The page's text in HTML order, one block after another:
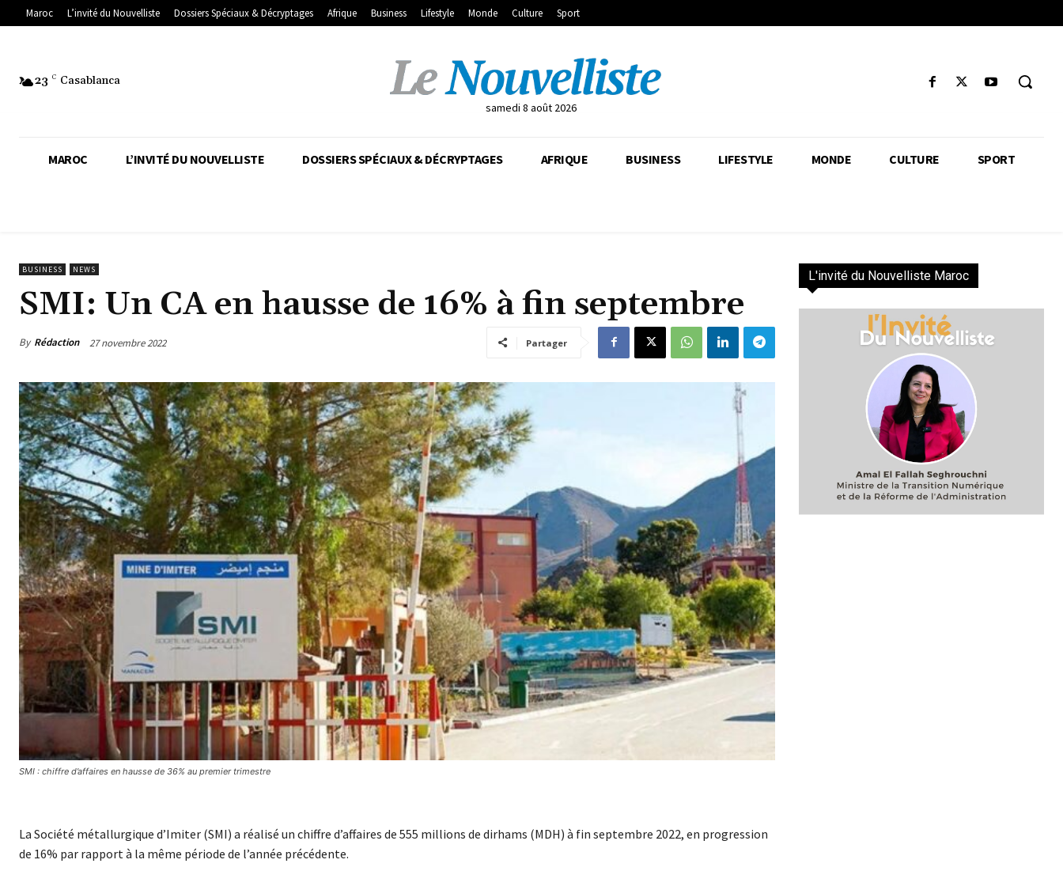
Maroc L’invité du Nouvelliste Dossiers Spéciaux & Décryptages Afrique Business Lifestyle Monde Culture Sport
23 C Casablanca
samedi 8 août 2026
MAROC L’INVITÉ DU NOUVELLISTE DOSSIERS SPÉCIAUX & DÉCRYPTAGES AFRIQUE BUSINESS LIFESTYLE MONDE CULTURE SPORT
BUSINESS NEWS
SMI: Un CA en hausse de 16% à fin septembre
By Rédaction 27 novembre 2022 Partager
SMI : chiffre d’affaires en hausse de 36% au premier trimestre
La Société métallurgique d’Imiter (SMI) a réalisé un chiffre d’affaires de 555 millions de dirhams (MDH) à fin septembre 2022, en progression
de 16% par rapport à la même période de l’année précédente.
L'invité du Nouvelliste Maroc